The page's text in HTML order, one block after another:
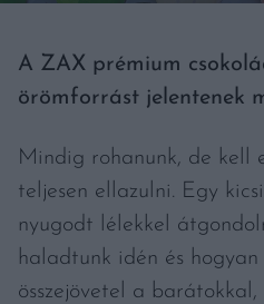
A ZAX prémium
örömforrást jelentenek
Mindig rohanunk, de kell
teljesen ellazulni. Egy
nyugodt lélekkel
haladtunk idén és
összejövetel a